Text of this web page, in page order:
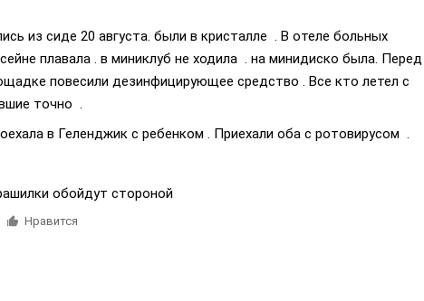
из сиде 20 августа. были в кристалле . В отеле больных
плавала . в миниклуб не ходила . на минидиско была. Перед
повесили дезинфицирующее средство . Все кто летел с
точно .
в Геленджик с ребенком . Приехали оба с ротовирусом .
обойдут стороной
Нравится